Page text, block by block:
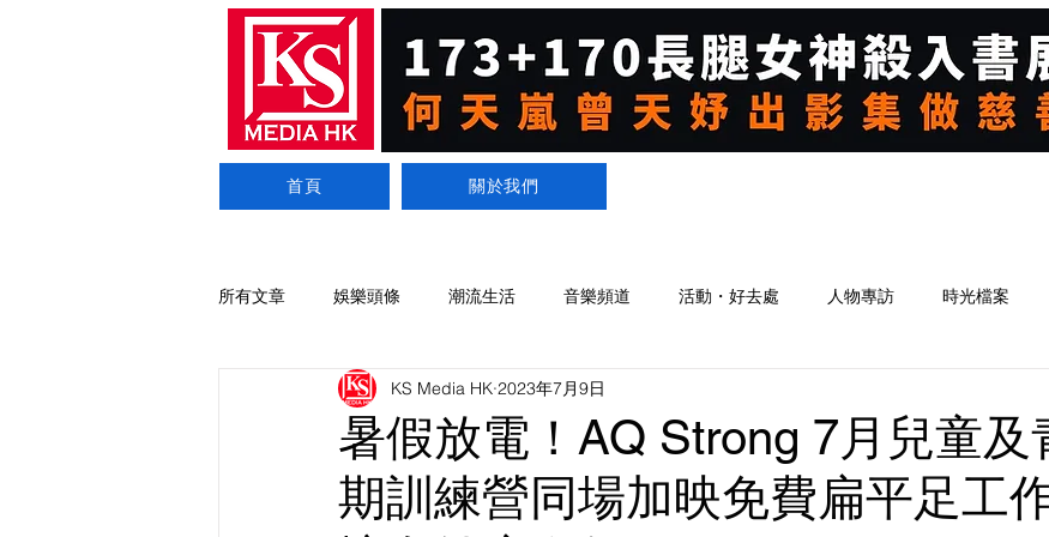
首頁 關於我們
所有文章 娛樂頭條 潮流生活 音樂頻道 活動・好去處 人物專訪 時光檔案
暑假放電！AQ Strong 7月兒童及
期訓練營同場加映免費扁平足工
KS Media HK 2023年7月9日